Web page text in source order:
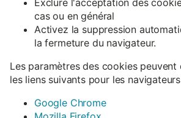
cas ou en général
Activez la suppression
la fermeture du navigateur.
Les paramètres des cookies peuvent
les liens suivants pour les
Google Chrome